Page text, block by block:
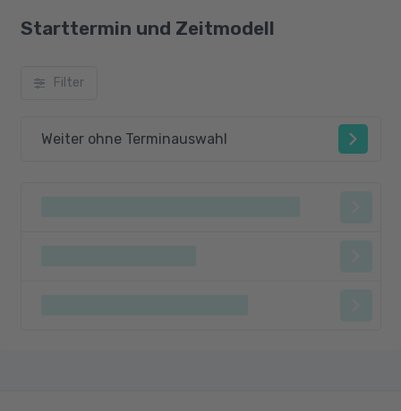
Qualifikationen' und 'Technische
Berufspraxis.
Starttermin und Zeitmodell
Filter
Weiter ohne Terminauswahl